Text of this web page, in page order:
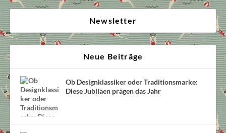
Newsletter
Neue Beiträge
Ob Designklassiker oder Traditionsmarke:
Diese Jubiläen prägen das Jahr